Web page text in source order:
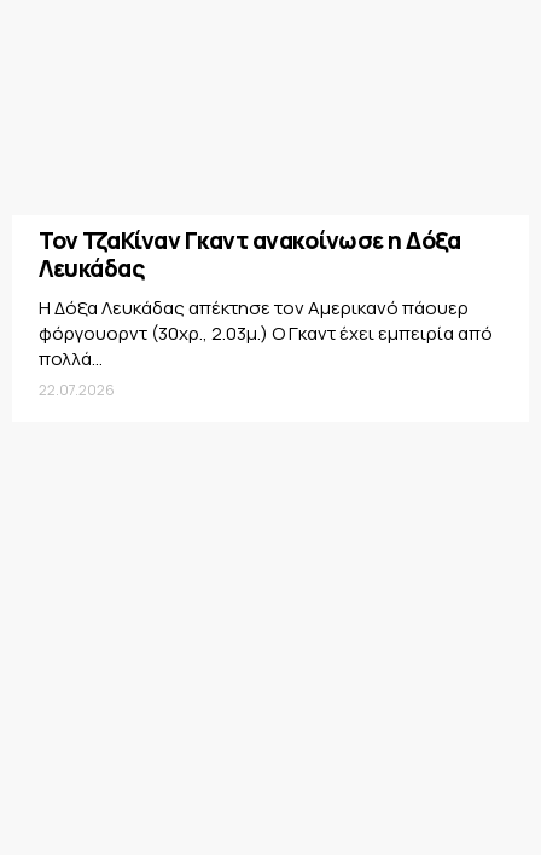
Τον ΤζαΚίναν Γκαντ ανακοίνωσε η Δόξα
Λευκάδας
Η Δόξα Λευκάδας απέκτησε τον Αμερικανό πάουερ
φόργουορντ (30χρ., 2.03μ.) Ο Γκαντ έχει εμπειρία από
πολλά...
22.07.2026